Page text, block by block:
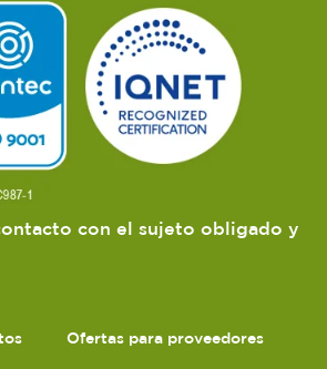
con el sujeto obligado y
Ofertas para proveedores